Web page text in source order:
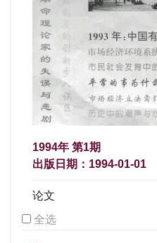
1994年 第1期
出版日期：1994-01-01
论文
全选